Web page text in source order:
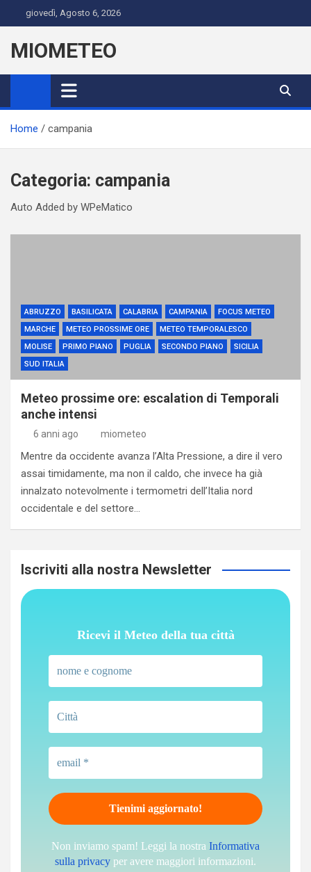
to
content
giovedì, Agosto 6, 2026
MIOMETEO
Home campania
Categoria: campania
Auto Added by WPeMatico
ABRUZZO BASILICATA CALABRIA CAMPANIA
FOCUS METEO
MARCHE
METEO PROSSIME ORE
METEO TEMPORALESCO
MOLISE
PRIMO PIANO PUGLIA SECONDO PIANO
SICILIA
SUD ITALIA
Meteo prossime ore: escalation di Temporali
anche intensi
6 anni ago miometeo
Mentre da occidente avanza l’Alta Pressione, a dire il vero
assai timidamente, ma non il caldo, che invece ha già
innalzato notevolmente i termometri dell’Italia nord
occidentale e del settore…
Iscriviti alla nostra Newsletter
Ricevi il Meteo della tua città
Non inviamo spam! Leggi la nostra Informativa
sulla privacy per avere maggiori informazioni.